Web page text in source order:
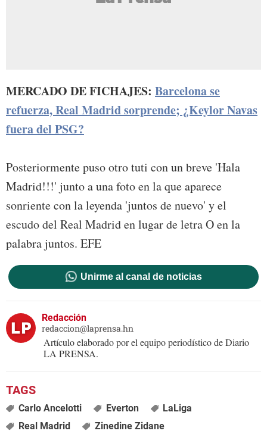
MERCADO DE FICHAJES: Barcelona se
refuerza, Real Madrid sorprende; ¿Keylor Navas
fuera del PSG?
Posteriormente puso otro tuti con un breve 'Hala
Madrid!!!' junto a una foto en la que aparece
sonriente con la leyenda 'juntos de nuevo' y el
escudo del Real Madrid en lugar de letra O en la
palabra juntos. EFE
Unirme al canal de noticias
Redacción
redaccion@laprensa.hn
Artículo elaborado por el equipo periodístico de Diario
LA PRENSA.
Carlo Ancelotti Everton
LaLiga
Real Madrid
Zinedine Zidane